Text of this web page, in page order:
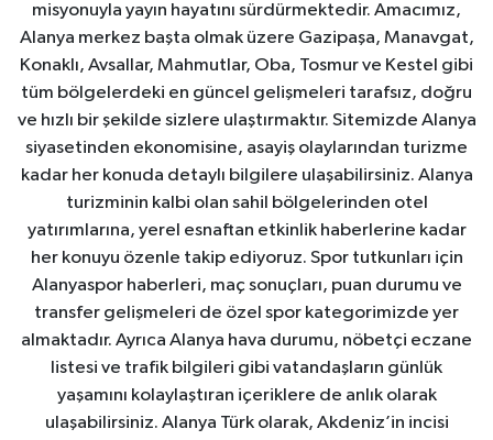
misyonuyla yayın hayatını sürdürmektedir. Amacımız,
Alanya merkez başta olmak üzere Gazipaşa, Manavgat,
Konaklı, Avsallar, Mahmutlar, Oba, Tosmur ve Kestel gibi
tüm bölgelerdeki en güncel gelişmeleri tarafsız, doğru
ve hızlı bir şekilde sizlere ulaştırmaktır. Sitemizde Alanya
siyasetinden ekonomisine, asayiş olaylarından turizme
kadar her konuda detaylı bilgilere ulaşabilirsiniz. Alanya
turizminin kalbi olan sahil bölgelerinden otel
yatırımlarına, yerel esnaftan etkinlik haberlerine kadar
her konuyu özenle takip ediyoruz. Spor tutkunları için
Alanyaspor haberleri, maç sonuçları, puan durumu ve
transfer gelişmeleri de özel spor kategorimizde yer
almaktadır. Ayrıca Alanya hava durumu, nöbetçi eczane
listesi ve trafik bilgileri gibi vatandaşların günlük
yaşamını kolaylaştıran içeriklere de anlık olarak
ulaşabilirsiniz. Alanya Türk olarak, Akdeniz’in incisi